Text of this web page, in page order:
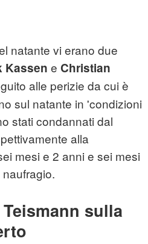
natante vi erano due
Kassen e Christian
alle perizie da cui è
sul natante in 'condizioni
stati condannati dal
alla
mesi e 2 anni e sei mesi
sulla